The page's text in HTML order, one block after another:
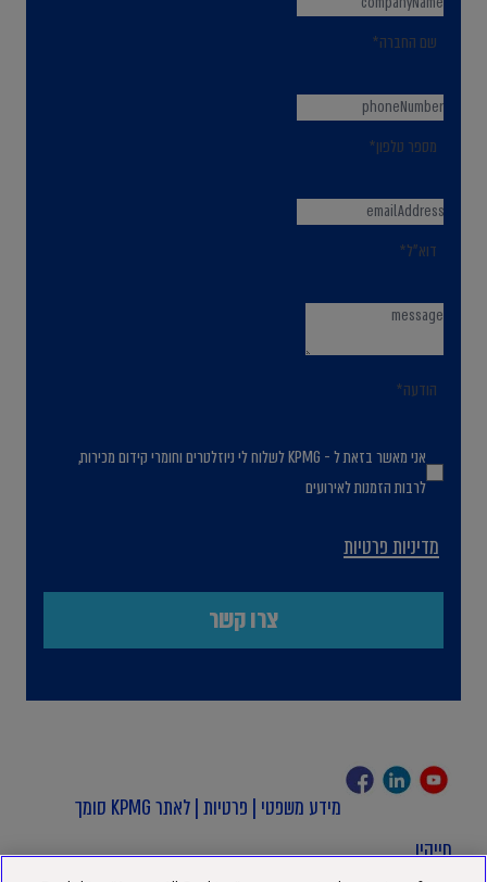
שם החברה*
מספר טלפון*
דוא"ל*
הודעה*
אני מאשר בזאת ל - KPMG לשלוח לי ניוזלטרים וחומרי קידום מכירות,
לרבות הזמנות לאירועים
מדיניות פרטיות
מידע משפטי | פרטיות|
לאתר KPMG סומך
חייקין